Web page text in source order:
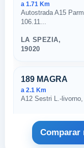
a 1.71 Km
Autostrada A15
106.11...
LA SPEZIA,
19020
189 MAGRA
a 2.1 Km
A12 Sestri L.-
19020
Comparar